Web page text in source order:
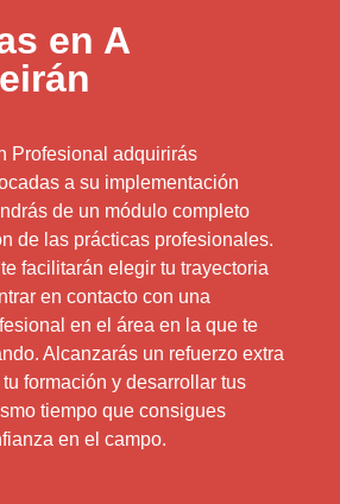
en A
Profesional adquirirás
a su implementación
de un módulo completo
de las prácticas profesionales.
facilitarán elegir tu trayectoria
en contacto con una
en el área en la que te
Alcanzarás un refuerzo extra
formación y desarrollar tus
tiempo que consigues
en el campo.